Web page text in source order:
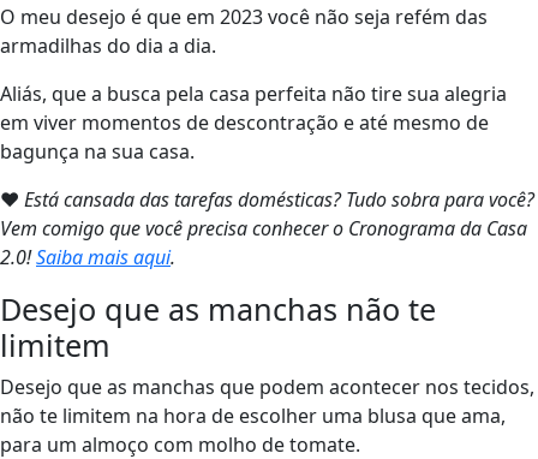
O meu desejo é que em 2023 você não seja refém das
armadilhas do dia a dia.
Aliás, que a busca pela casa perfeita não tire sua alegria
em viver momentos de descontração e até mesmo de
bagunça na sua casa.
❤ Está cansada das tarefas domésticas? Tudo sobra para você?
Vem comigo que você precisa conhecer o Cronograma da Casa
2.0!Saiba mais aqui.
Desejo que as manchas não te
limitem
Desejo que as manchas que podem acontecer nos tecidos,
não te limitem na hora de escolher uma blusa que ama,
para um almoço com molho de tomate.